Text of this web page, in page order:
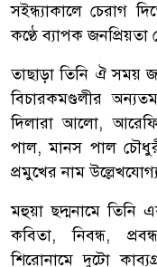
সইন্ধ্যাকালে চেরাগ
কণ্ঠে ব্যাপক জনপ্রিয়তা
তাছাড়া তিনি ঐ সময়
বিচারকমণ্ডলীর
দিলারা আলো,
পাল, মানস পাল
প্রমুখের নাম
মহুয়া ছদ্মনামে তিনি
কবিতা, নিবন্ধ,
শিরোনামে দুটো